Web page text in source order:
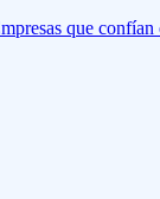
que confían